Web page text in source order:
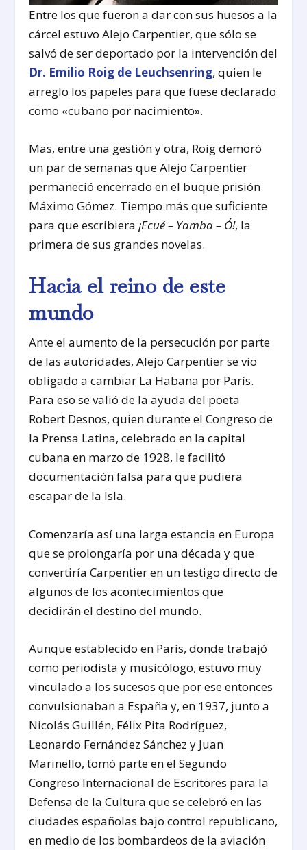
Entre los que fueron a dar con sus huesos a la
cárcel estuvo Alejo Carpentier, que sólo se
salvó de ser deportado por la intervención del
Dr. Emilio Roig de Leuchsenring, quien le
arreglo los papeles para que fuese declarado
como «cubano por nacimiento».
Mas, entre una gestión y otra, Roig demoró
un par de semanas que Alejo Carpentier
permaneció encerrado en el buque prisión
Máximo Gómez. Tiempo más que suficiente
para que escribiera¡Ecué – Yamba – Ó!, la
primera de sus grandes novelas.
Hacia el reino de este
mundo
Ante el aumento de la persecución por parte
de las autoridades, Alejo Carpentier se vio
obligado a cambiar La Habana por París.
Para eso se valió de la ayuda del poeta
Robert Desnos, quien durante el Congreso de
la Prensa Latina, celebrado en la capital
cubana en marzo de 1928, le facilitó
documentación falsa para que pudiera
escapar de la Isla.
Comenzaría así una larga estancia en Europa
que se prolongaría por una década y que
convertiría Carpentier en un testigo directo de
algunos de los acontecimientos que
decidirán el destino del mundo.
Aunque establecido en París, donde trabajó
como periodista y musicólogo, estuvo muy
vinculado a los sucesos que por ese entonces
convulsionaban a España y, en 1937, junto a
Nicolás Guillén, Félix Pita Rodríguez,
Leonardo Fernández Sánchez y Juan
Marinello, tomó parte en el Segundo
Congreso Internacional de Escritores para la
Defensa de la Cultura que se celebró en las
ciudades españolas bajo control republicano,
en medio de los bombardeos de la aviación